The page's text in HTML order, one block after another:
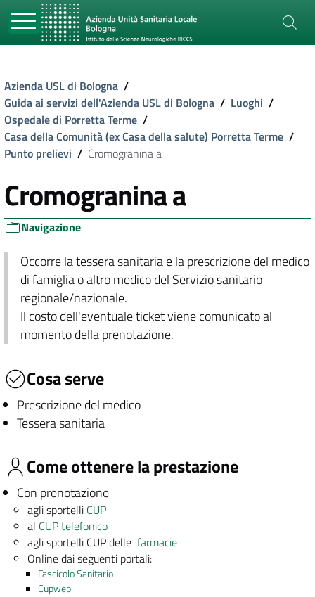
Azienda USL di Bologna /
Guida ai servizi dell'Azienda USL di Bologna / Luoghi /
Ospedale di Porretta Terme /
Casa della Comunità (ex Casa della salute) Porretta Terme /
Punto prelievi / Cromogranina a
Cromogranina a
Navigazione
Occorre la tessera sanitaria e la prescrizione del medico
di famiglia o altro medico del Servizio sanitario
regionale/nazionale.
Il costo dell'eventuale ticket viene comunicato al
momento della prenotazione.
Cosa serve
Prescrizione del medico
Tessera sanitaria
Come ottenere la prestazione
Con prenotazione
agli sportelli CUP
al CUP telefonico
agli sportelli CUP dellefarmacie
Online dai seguenti portali:
Fascicolo Sanitario
Cupweb